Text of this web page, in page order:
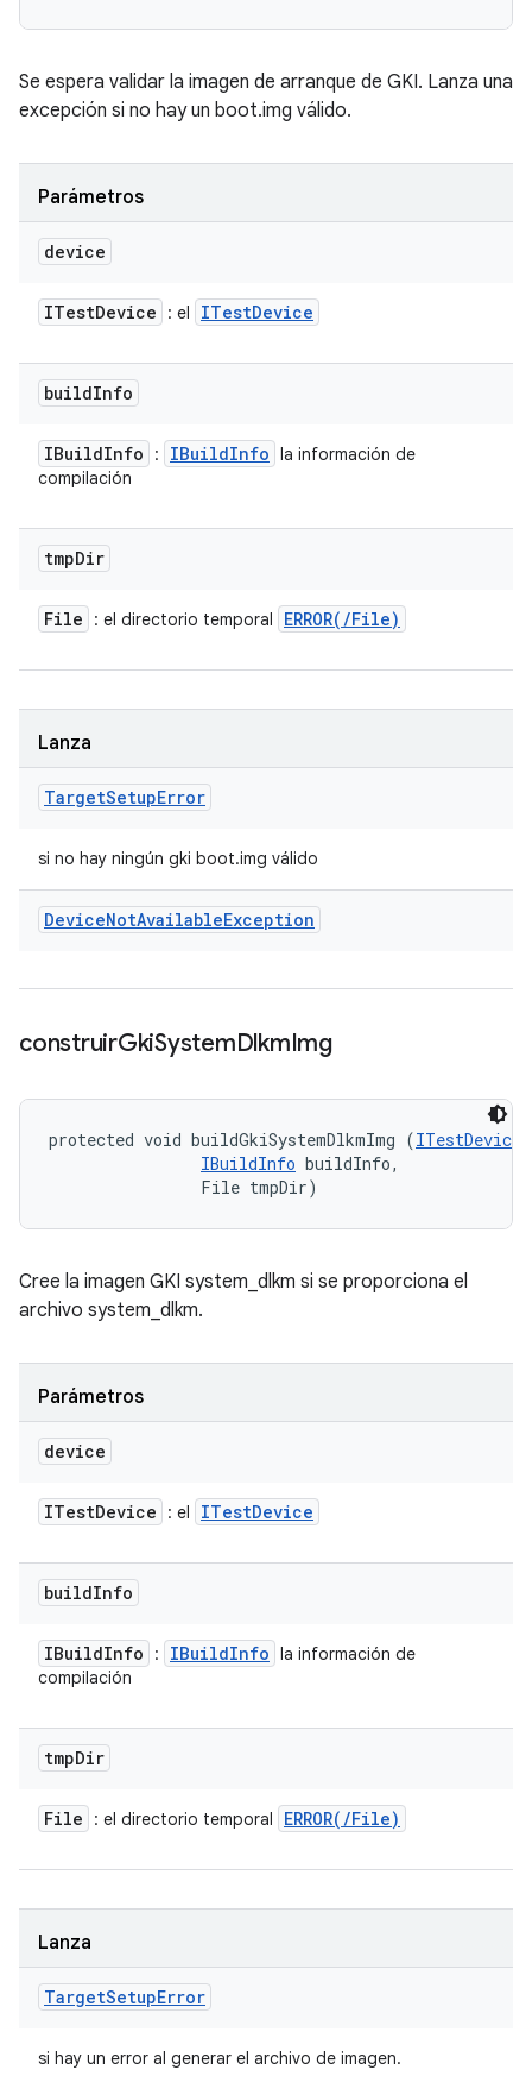
Se espera validar la imagen de arranque de GKI. Lanza una
excepción si no hay un boot.img válido.
Parámetros
device
ITestDevice : el ITestDevice
buildInfo
IBuildInfo : IBuildInfo la información de
compilación
tmpDir
File : el directorio temporal ERROR( /File)
Lanza
TargetSetupError
si no hay ningún gki boot.img válido
DeviceNotAvailableException
construirGkiSystemDlkmImg
protected void buildGkiSystemDlkmImg (ITestDevice
IBuildInfo buildInfo,
                File tmpDir)
Cree la imagen GKI system_dlkm si se proporciona el
archivo system_dlkm.
Parámetros
device
ITestDevice : el ITestDevice
buildInfo
IBuildInfo : IBuildInfo la información de
compilación
tmpDir
File : el directorio temporal ERROR( /File)
Lanza
TargetSetupError
si hay un error al generar el archivo de imagen.